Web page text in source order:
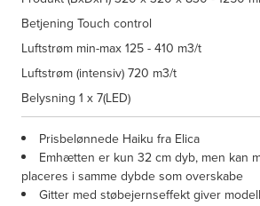
Betjening Touch control
Luftstrøm min-max125 - 410 m3/t
Luftstrøm (intensiv)720 m3/t
Belysning 1 x 7(LED)
Prisbelønnede Haiku fra Elica
Emhætten er kun 32 cm dyb, men kan
placeres i samme dybde som overskabe
Gitter med støbejernseffekt giver